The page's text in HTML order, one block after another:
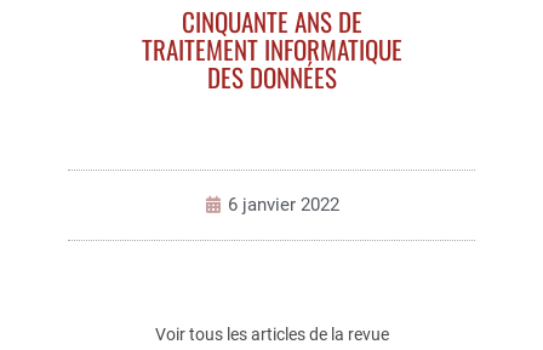
CINQUANTE ANS DE
TRAITEMENT INFORMATIQUE
DES DONNÉES
6 janvier 2022
Voir tous les articles de la revue